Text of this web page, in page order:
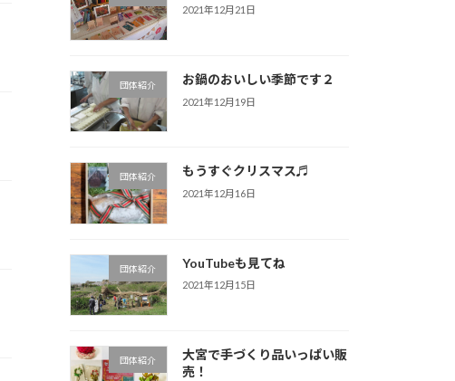
2021年12月21日
団体紹介 お鍋のおいしい季節です２
2021年12月19日
団体紹介 もうすぐクリスマス♬
2021年12月16日
団体紹介 YouTubeも見てね
2021年12月15日
団体紹介
大宮で手づくり品いっぱい販
売！